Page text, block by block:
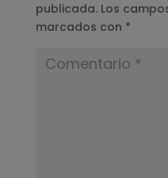
publicada. Los
marcados con *